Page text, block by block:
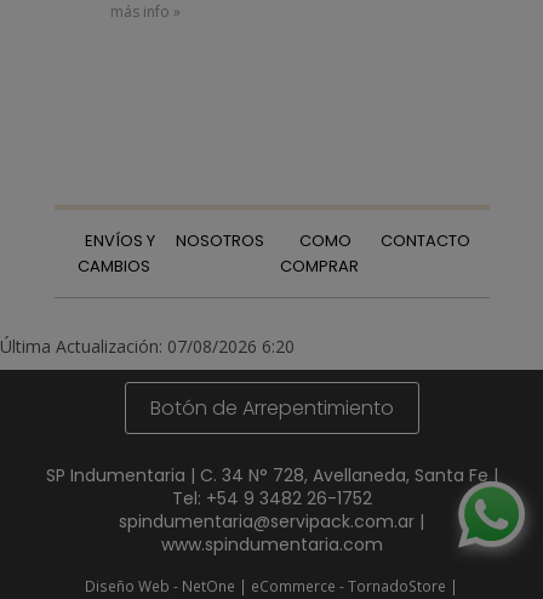
más info »
ENVÍOS Y
CAMBIOS
NOSOTROS
COMO
COMPRAR
CONTACTO
Última Actualización: 07/08/2026 6:20
Botón de Arrepentimiento
SP Indumentaria | C. 34 N° 728, Avellaneda, Santa Fe |
Tel: +54 9 3482 26-1752
spindumentaria@servipack.com.ar |
www.spindumentaria.com
Diseño Web - NetOne | eCommerce - TornadoStore |